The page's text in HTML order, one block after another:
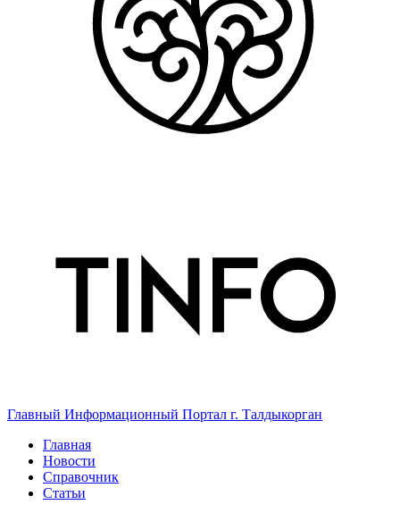
Главный Информационный Портал г. Талдыкорган
Главная
Новости
Справочник
Статьи